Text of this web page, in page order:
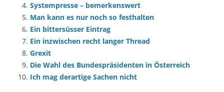
Systempresse – bemerkenswert
Man kann es nur noch so festhalten
Ein bittersüsser Eintrag
Ein inzwischen recht langer Thread
Grexit
Die Wahl des Bundespräsidenten in Österreich
Ich mag derartige Sachen nicht